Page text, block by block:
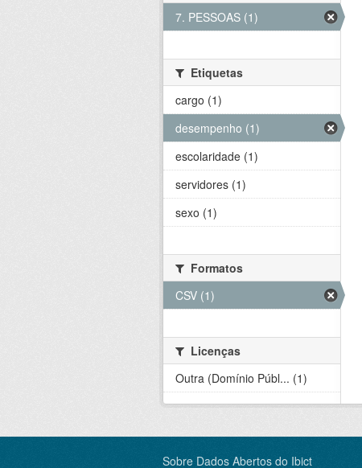
7. PESSOAS (1)
Etiquetas
cargo (1)
desempenho (1)
escolaridade (1)
servidores (1)
sexo (1)
Formatos
CSV (1)
Licenças
Outra (Domínio Públ... (1)
Sobre Dados Abertos do Ibict